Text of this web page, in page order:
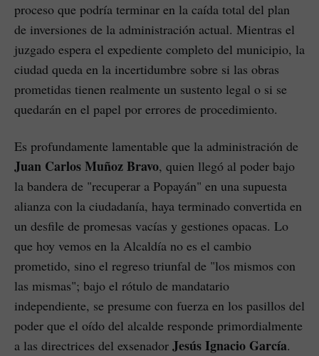
proceso que podría terminar en la caída total del plan
de inversiones de la administración actual. Mientras el
juzgado espera el expediente completo del municipio, la
ciudad queda en la incertidumbre sobre si las obras
prometidas tienen realmente un sustento legal o si se
quedarán en el papel por errores de procedimiento.
Es profundamente lamentable que la administración de
Juan Carlos Muñoz Bravo, quien llegó al poder bajo
la bandera de "recuperar a Popayán" en una supuesta
alianza con la ciudadanía, haya terminado convertida en
un desfile de promesas vacías y gestiones opacas. Lo
que hoy vemos en la Alcaldía no es el cambio
prometido, sino el regreso triunfal de "los mismos con
las mismas"; bajo el rótulo de mandatario
independiente, se presume con fuerza en los pasillos del
poder que el oído del alcalde responde primordialmente
a las directrices del exsenador Jesús Ignacio García.